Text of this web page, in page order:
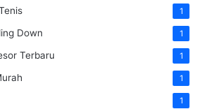
1
Down 1
Terbaru 1
1
1